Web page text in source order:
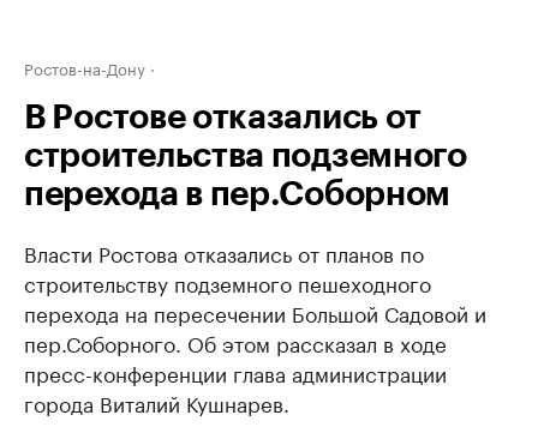
Ростов-на-Дону
В Ростове отказались от
строительства подземного
перехода в пер.Соборном
Власти Ростова отказались от планов по
строительству подземного пешеходного
перехода на пересечении Большой Садовой и
пер.Соборного. Об этом рассказал в ходе
пресс-конференции глава администрации
города Виталий Кушнарев.